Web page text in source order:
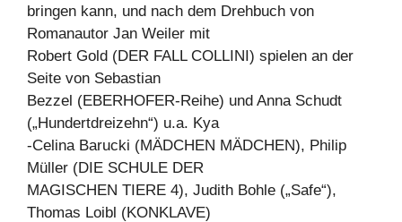
bringen kann, und nach dem Drehbuch von
Romanautor Jan Weiler mit
Robert Gold (DER FALL COLLINI) spielen an der
Seite von Sebastian
Bezzel (EBERHOFER-Reihe) und Anna Schudt
(„Hundertdreizehn“) u.a. Kya
-Celina Barucki (MÄDCHEN MÄDCHEN), Philip
Müller (DIE SCHULE DER
MAGISCHEN TIERE 4), Judith Bohle („Safe“),
Thomas Loibl (KONKLAVE)